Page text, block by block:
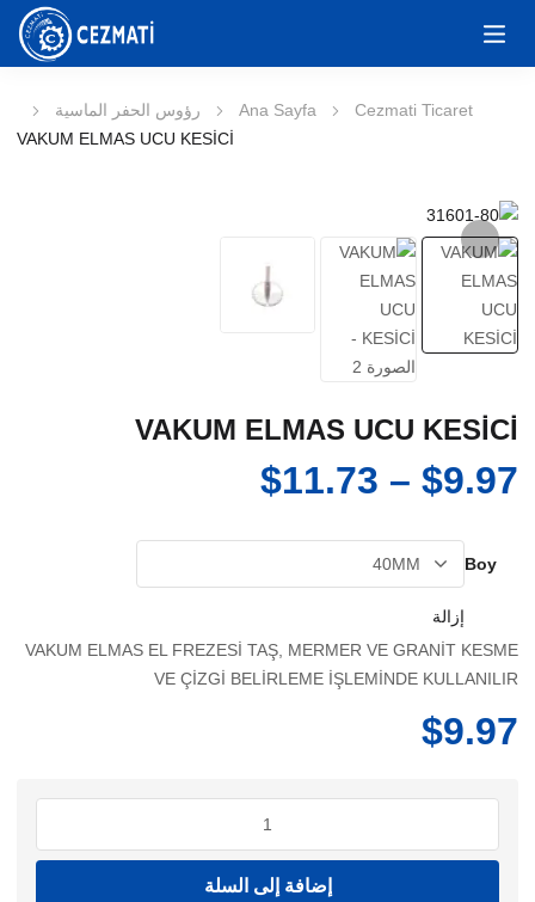
Ana Sayfa Cezmati Ticaret
رؤوس الحفر الماسية
VAKUM ELMAS UCU KESİCİ
VAKUM ELMAS UCU KESİCİ
$9.97
–
$11.73 نطاق
من
خلال
Boy
إزالة
VAKUM ELMAS EL FREZESİ TAŞ, MERMER VE GRANİT KESME
VE ÇİZGİ BELİRLEME İŞLEMİNDE KULLANILIR
$9.97
ELMAS
إضافة إلى السلة